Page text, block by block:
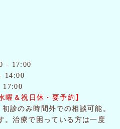
- 17:00
14:00
曜＆祝日休・要予約】
診のみ時間外での相談可能。
治療で困っている方は一度